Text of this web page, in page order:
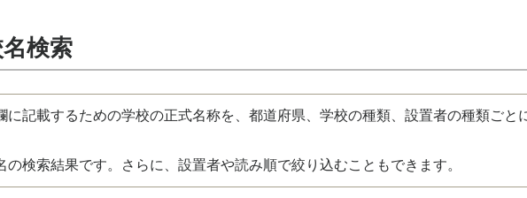
検索
に記載するための学校の正式名称を、都道府県、学校の種類、設置者の種類ごと
の検索結果です。さらに、設置者や読み順で絞り込むこともできます。